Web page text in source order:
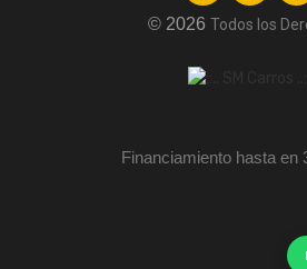
© 2026 Todos los
Financiamiento hasta en